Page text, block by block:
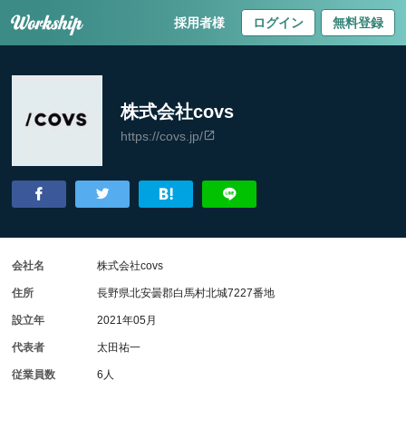
採用者様 ログイン 無料登録
株式会社covs
https://covs.jp/
会社名 株式会社covs
住所 長野県北安曇郡白馬村北城7227番地
設立年 2021年05月
代表者 太田祐一
従業員数 6人